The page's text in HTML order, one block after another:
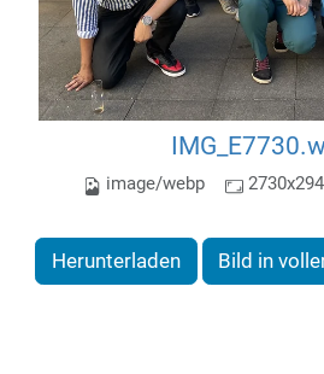
image/webp
Herunterladen Bild in